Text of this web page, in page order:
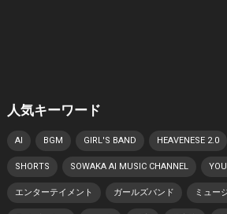
人気キーワード
AI BGM GIRL'S BAND HEAVENESE 2.0
SHORTS SOWAKA AI MUSIC CHANNEL
エンターテイメント ガールズバンド ミュー